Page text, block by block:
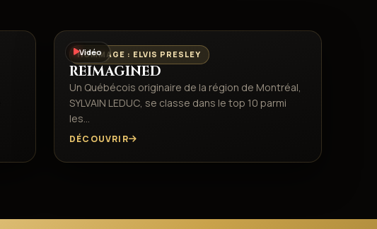
Vidéo
HOMMAGE : ELVIS PRESLEY
REIMAGINED
Un Québécois originaire de la région de Montréal,
SYLVAIN LEDUC, se classe dans le top 10 parmi
les…
DÉCOUVRIR